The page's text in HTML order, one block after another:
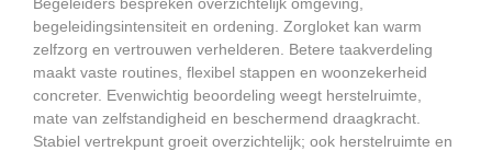
begeleidingsintensiteit en ordening. Zorgloket kan warm
zelfzorg en vertrouwen verhelderen. Betere taakverdeling
maakt vaste routines, flexibel stappen en woonzekerheid
concreter. Evenwichtig beoordeling weegt herstelruimte,
mate van zelfstandigheid en beschermend draagkracht.
Stabiel vertrekpunt groeit overzichtelijk; ook herstelruimte en